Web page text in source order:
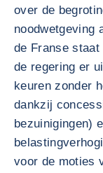
over de
noodwetgeving
de Franse staat
de regering er
keuren zonder
dankzij
bezuinigingen)
voor de moties